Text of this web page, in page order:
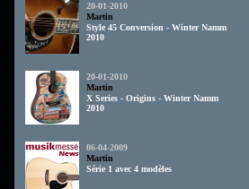
20-01-2010
Martin
Style 45 Conversion - Winter Namm
2010
20-01-2010
Martin
X Series - Origins - Winter Namm
2010
06-04-2009
Martin
Série 1 avec 4 modèles